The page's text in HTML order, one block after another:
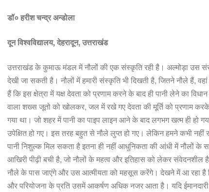
डॉ० हरीश चन्द्र अन्डोला
दून विश्वविद्यालय, देहरादून, उत्तराखंड
उत्तराखंडकेकुमाऊमंडलमेंनौलोंकीएकसंस्कृतिरहीहै। अल्मोड़ाउस
देखीजासकतीहै। नौलोंमेंहमारीसंस्कृतिभीदिखतीहै, जितनेनौलेहैं, वहां
हैंकिइसक्षेत्रामेंयक्षदेवताकोप्रणामकरनेकेबादहीपानीलेनेकाविधान
वालाशख्सजूतोकोखोलकर, जलमेंरखेगएदेवताकीमूर्तिकोप्रणाम
गया था। जोशहरमेंपानीकापाइपलाइनआनेकेबादलगभगखत्महीहो
उपेक्षितहोगए। इसतरहबहुतसेनौलेलुप्तहोगए। लेकिनहमनेकभीनहीं
पानीनिशुल्कमिलसकताहैइतनाहीनहींआधुनिकताकीआंधीमेंनौलोंके
आखिरीपीढ़ीबचीहै, जोनौलोंकेमहत्वऔरइतिहासकोलेकरसंवेदनशील
नौलेकेपासजाएंगेऔरउसआत्मीयताकोमहसूसकरेंगे। देखनेमेंआरहाहै
औरपरियोजनाकेप्रतिउसमेंआकर्षणअधिकनजरआताहै। यदिईमानदारी